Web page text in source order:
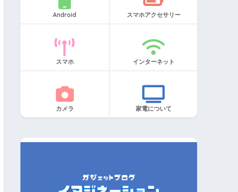
Android スマホアクセサリー
スマホ インターネット
カメラ 家電について